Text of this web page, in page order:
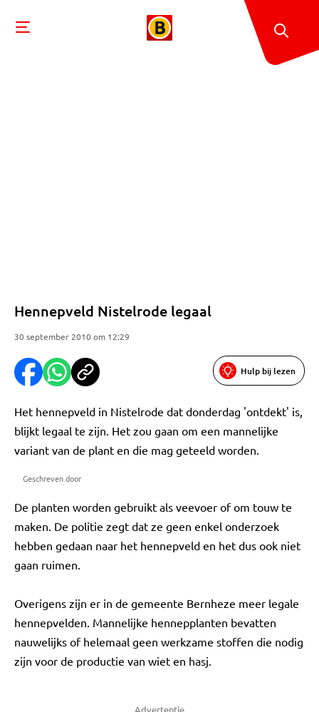
Hennepveld Nistelrode legaal
30 september 2010 om 12:29
Hulp bij lezen
Het hennepveld in Nistelrode dat donderdag 'ontdekt' is,
blijkt legaal te zijn. Het zou gaan om een mannelijke
variant van de plant en die mag geteeld worden.
Geschreven door
De planten worden gebruikt als veevoer of om touw te
maken. De politie zegt dat ze geen enkel onderzoek
hebben gedaan naar het hennepveld en het dus ook niet
gaan ruimen.
Overigens zijn er in de gemeente Bernheze meer legale
hennepvelden. Mannelijke hennepplanten bevatten
nauwelijks of helemaal geen werkzame stoffen die nodig
zijn voor de productie van wiet en hasj.
Advertentie